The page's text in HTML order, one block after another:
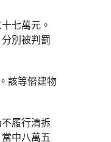
七萬元。
別被判罰
該等僭建物
履行清拆
中八萬五